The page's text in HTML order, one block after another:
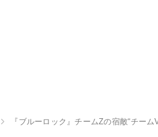
『ブルーロック』チームZの宿敵“チー